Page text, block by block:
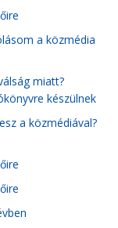
a közmédia
miatt?
készülnek
a közmédiával?